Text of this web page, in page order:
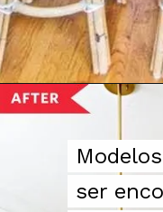
ser
ser